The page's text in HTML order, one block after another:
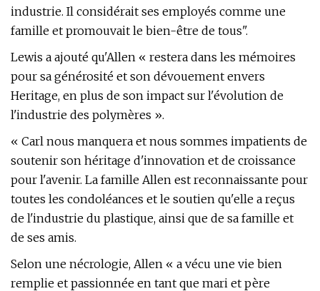
industrie. Il considérait ses employés comme une
famille et promouvait le bien-être de tous".
Lewis a ajouté qu'Allen « restera dans les mémoires
pour sa générosité et son dévouement envers
Heritage, en plus de son impact sur l'évolution de
l'industrie des polymères ».
« Carl nous manquera et nous sommes impatients de
soutenir son héritage d'innovation et de croissance
pour l'avenir. La famille Allen est reconnaissante pour
toutes les condoléances et le soutien qu'elle a reçus
de l'industrie du plastique, ainsi que de sa famille et
de ses amis.
Selon une nécrologie, Allen « a vécu une vie bien
remplie et passionnée en tant que mari et père